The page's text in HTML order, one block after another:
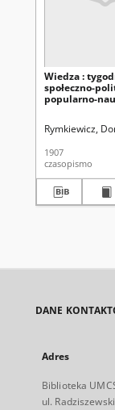
Wiedza :
społeczno-
popularno-
Rymkiewicz,
1907
czasopismo
DANE
Adres
Biblioteka
ul.